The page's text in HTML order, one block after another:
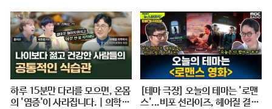
| 아주 사적인 미술관 EP. 06 / 1
4F
하루 15분만 다리를 모으면, 온몸
의 '염증'이 사라집니다. | 의학박
[테마 극장] 오늘의 테마는 '로맨
스'...비포 선라이즈, 헤어질 결심,